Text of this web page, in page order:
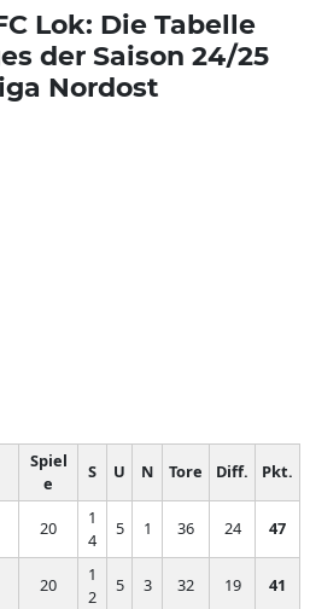
Lok: Die Tabelle
der Saison 24/25
Nordost
Spiel
e
S U N Tore Diff. Pkt.
20
1
4
5 1 36 24 47
20
1
2
5 3 32 19 41